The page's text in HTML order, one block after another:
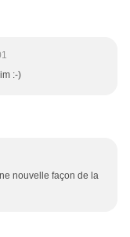
:-)
nouvelle façon de la